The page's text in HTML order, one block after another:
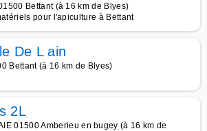
Bettant (à 16 km de Blyes)
pour l'apiculture à Bettant
De L ain
Bettant (à 16 km de Blyes)
2L
01500 Amberieu en bugey (à 16 km de